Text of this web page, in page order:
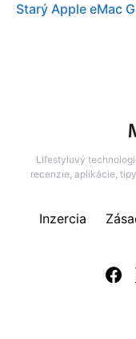
Starý Apple eMac
Lifestylový
recenzie, aplikácie,
Inzercia